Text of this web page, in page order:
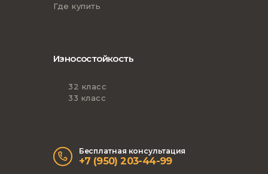
Где купить
Износостойкость
32 класс
33 класс
Бесплатная консультация
+7 (950) 203-44-99